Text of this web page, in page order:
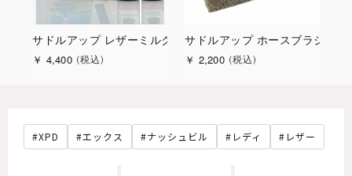
サドルアップ レザーミルクキット
￥ 4,400 税込
サドルアップ ホースブラシ M
￥ 2,200 税込
XPD エックス ナッシュビル レディ レザー